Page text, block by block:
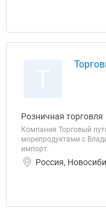
Розничная торговля
Компания Торговый
морепродуктами с
импорт.
Россия,